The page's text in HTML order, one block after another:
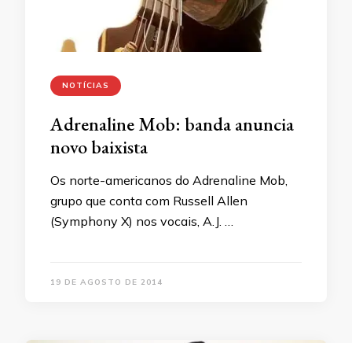
NOTÍCIAS
Adrenaline Mob: banda anuncia
novo baixista
Os norte-americanos do Adrenaline Mob,
grupo que conta com Russell Allen
(Symphony X) nos vocais, A.J. …
19 DE AGOSTO DE 2014